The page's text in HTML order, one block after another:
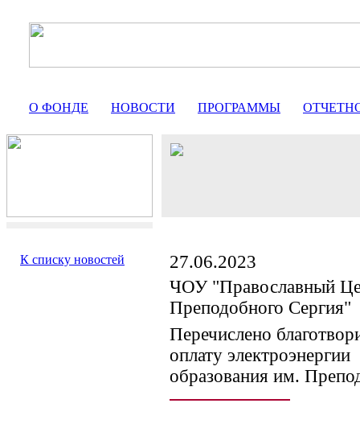
О ФОНДЕ НОВОСТИ ПРОГРАММЫ
К списку новостей
27.06.2023
ЧОУ "Православный
Преподобного Сергия"
Перечислено
оплату
образования им.